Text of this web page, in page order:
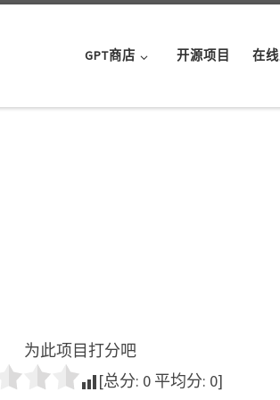
GPT商店 开源项目 在
为此项目打分吧
[总分: 0 平均分: 0]